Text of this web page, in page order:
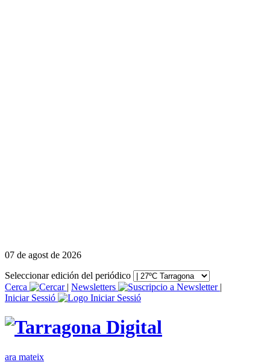
07 de agost de 2026
Seleccionar edición del periódico
Cerca
| Newsletters
|
Iniciar Sessió
ara mateix